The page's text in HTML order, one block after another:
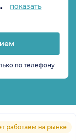
27 показать
по телефону
работаем на рынке